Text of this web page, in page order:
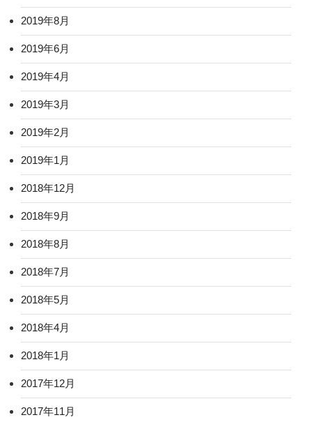
2019年8月
2019年6月
2019年4月
2019年3月
2019年2月
2019年1月
2018年12月
2018年9月
2018年8月
2018年7月
2018年5月
2018年4月
2018年1月
2017年12月
2017年11月